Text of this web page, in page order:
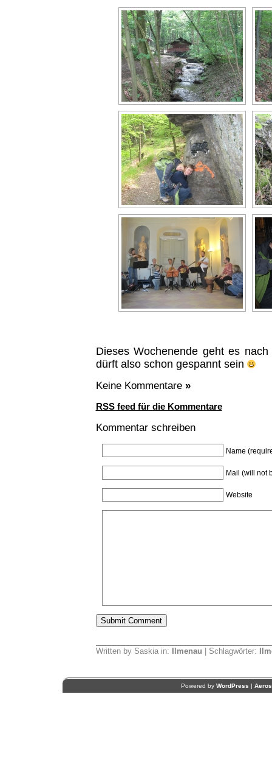
Dieses Wochenende geht es
dürft also schon gespannt sein
Keine Kommentare »
RSS feed für die Kommentare
Kommentar schreiben
Name
Mail (will not
Website
Written by Saskia in: Ilmenau | Schlagwörter:
Powered by WordPress |